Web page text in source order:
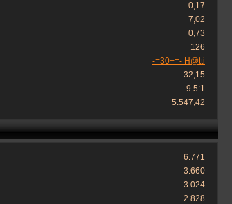
0,17
7,02
0,73
126
-=30+=- H@tti
32,15
9.5:1
5.547,42
6.771
3.660
3.024
2.828